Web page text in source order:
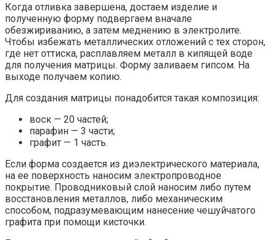
Когда отливка завершена, достаем изделие и
полученную форму подвергаем вначале
обезжириванию, а затем меднению в электролите.
Чтобы избежать металлических отложений с тех сторон,
где нет оттиска, расплавляем металл в кипящей воде
для получения матрицы. Форму заливаем гипсом. На
выходе получаем копию.
Для создания матрицы понадобится такая композиция:
воск — 20 частей;
парафин — 3 части;
графит — 1 часть.
Если форма создается из диэлектрического материала,
на ее поверхность наносим электропроводное
покрытие. Проводниковый слой наносим либо путем
восстановления металлов, либо механическим
способом, подразумевающим нанесение чешуйчатого
графита при помощи кисточки.